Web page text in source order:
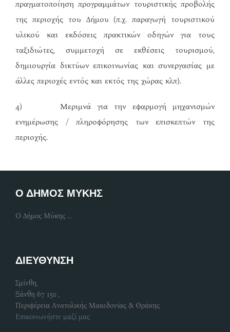
πραγματοποίηση προγραμμάτων τουριστικής προβολής
της περιοχής του Δήμου (π.χ. παραγωγή τουριστικού
υλικού και εκδόσεις πρακτικών οδηγών για τους
ταξιδιώτες, συμμετοχή σε εκθέσεις τουρισμού,
δημιουργία δικτύων επικοινωνίας και συνεργασίας με
άλλες περιοχές εντός και εκτός της χώρας κλπ).
4) Μεριμνά για την εφαρμογή μηχανισμών
ενημέρωσης / πληροφόρησης των επισκεπτών της
περιοχής.
Ο ΔΗΜΟΣ ΜΥΚΗΣ
Ο Δήμος Μύκης ...
ΔΙΕΥΘΥΝΣΗ
Σμίνθη,
Ξάνθη 67 150 ,
Περιφέρεια Ανατολικής Μακεδονίας & Θράκης
Επικοινωνήστε μαζί μας